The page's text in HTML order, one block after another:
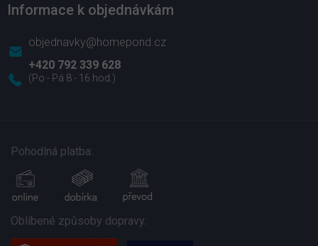
Informace k objednávkám
objednavky@homepond.cz
+420 792 339 628
Pohodlná platba:
Oblíbené způsoby dopravy: